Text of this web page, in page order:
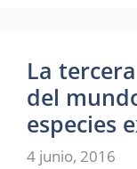
La
del
especies
4 junio, 2016